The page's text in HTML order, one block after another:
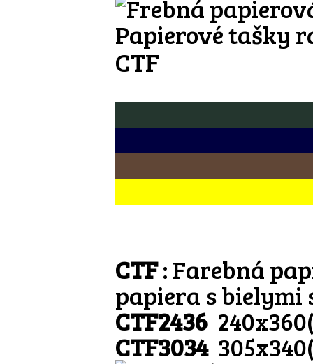
Papierové tašky
CTF
CTF: Farebná
papiera s
CTF2436
CTF3034